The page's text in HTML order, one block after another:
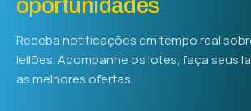
oportunidades
Receba notificações em tempo real
leilões. Acompanhe os lotes, faça seus
as melhores ofertas.